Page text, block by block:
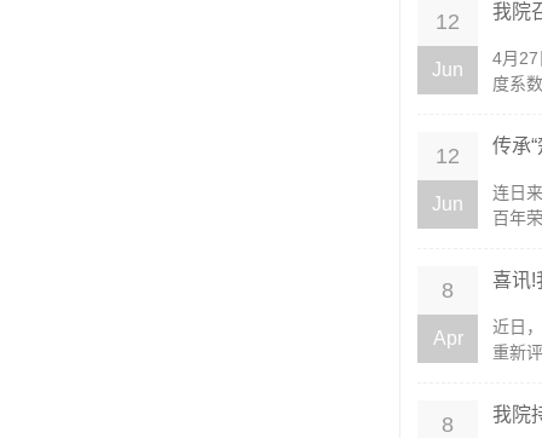
12
Jun
我院
4月27
度系
12
Jun
传承
连日
百年
8
Apr
喜讯!
近日
重新
8 我院